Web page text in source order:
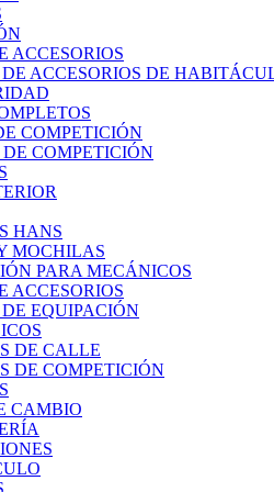
ACCESORIOS
ACCESORIOS DE
COMPETICIÓN
COMPETICIÓN
HANS
MOCHILAS
PARA MECÁNICOS
ACCESORIOS
EQUIPACIÓN
DE CALLE
DE COMPETICIÓN
CAMBIO